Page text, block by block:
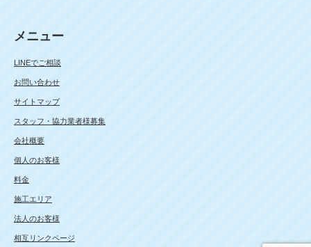
メニュー
LINEでご相談
お問い合わせ
サイトマップ
スタッフ・協力業者様募集
会社概要
個人のお客様
料金
施工エリア
法人のお客様
相互リンクページ